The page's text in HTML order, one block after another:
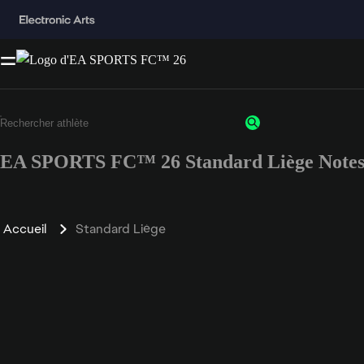
EA SPORTS FC™ 26 Standard Liège Notes
Accueil Standard Liège